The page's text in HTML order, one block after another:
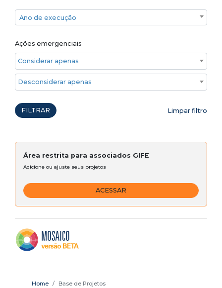
Ano de execução
Ano de execução
Ações emergenciais
Considerar apenas ações emergenciais
Desconsiderar apenas ações emergenciais
FILTRAR Limpar filtro
Área restrita para associados GIFE
Adicione ou ajuste seus projetos
ACESSAR
Home Base de Projetos